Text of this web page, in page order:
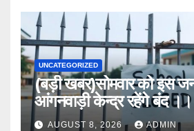
UNCATEGORIZED
(बड़ी खबर)सोमवार को इस
आंगनवाड़ी केन्द्र रहेंगे बंद ।।
AUGUST 8, 2026 ADMIN